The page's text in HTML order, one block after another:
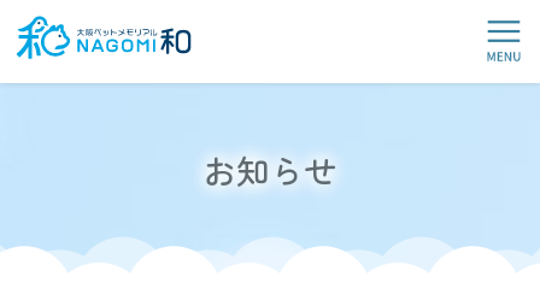
お知らせ